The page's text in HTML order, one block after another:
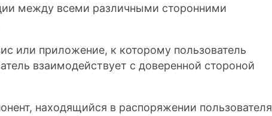
между всеми различными сторонними
или приложение, к которому пользователь
взаимодействует с доверенной стороной
находящийся в распоряжении пользователя